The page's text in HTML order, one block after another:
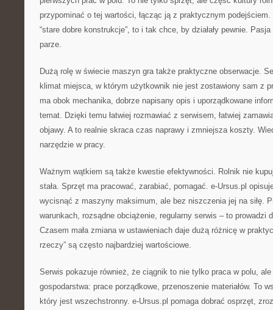
przypominać o tej wartości, łącząc ją z praktycznym
“stare dobre konstrukcje”, to i tak chce, by działały pewnie.
parze.
Dużą rolę w świecie maszyn gra także praktyczne obserwacje.
klimat miejsca, w którym użytkownik nie jest zostawiony sam z
ma obok mechanika, dobrze napisany opis i uporządkowane
temat. Dzięki temu łatwiej rozmawiać z serwisem, łatwiej
objawy. A to realnie skraca czas naprawy i zmniejsza koszty.
narzędzie w pracy.
Ważnym wątkiem są także kwestie efektywności. Rolnik nie
stała. Sprzęt ma pracować, zarabiać, pomagać. e-Ursus.pl
wycisnąć z maszyny maksimum, ale bez niszczenia jej na siłę.
warunkach, rozsądne obciążenie, regularny serwis – to prowadzi
Czasem mała zmiana w ustawieniach daje dużą różnicę w
rzeczy” są często najbardziej wartościowe.
Serwis pokazuje również, że ciągnik to nie tylko praca w polu, ale
gospodarstwa: prace porządkowe, przenoszenie materiałów. To
który jest wszechstronny. e-Ursus.pl pomaga dobrać osprzęt,